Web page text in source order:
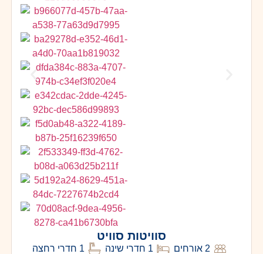
סוויטות סוויט
2 אורחים 1 חדרי שינה 1 חדרי רחצה